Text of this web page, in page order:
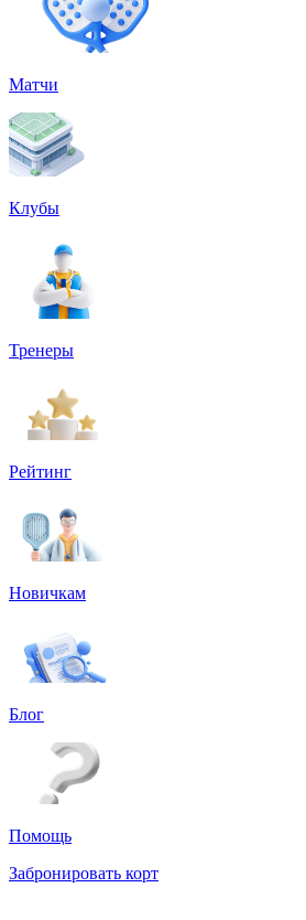
Матчи
Клубы
Тренеры
Рейтинг
Новичкам
Блог
Помощь
Забронировать корт